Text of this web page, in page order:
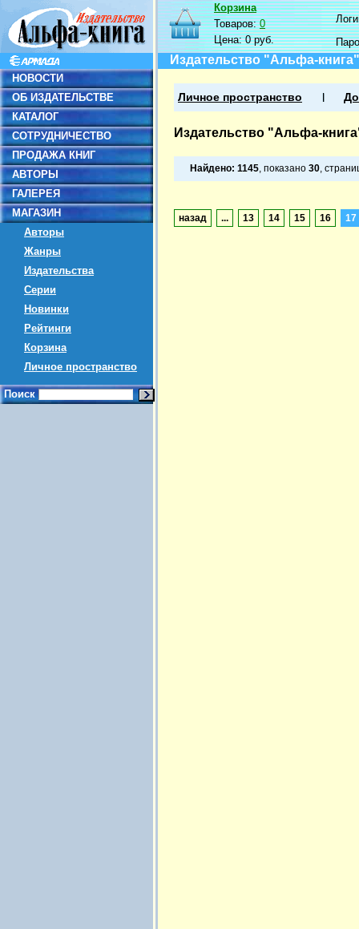
НОВОСТИ
ОБ ИЗДАТЕЛЬСТВЕ
КАТАЛОГ
СОТРУДНИЧЕСТВО
ПРОДАЖА КНИГ
АВТОРЫ
ГАЛЕРЕЯ
МАГАЗИН
Авторы
Жанры
Издательства
Серии
Новинки
Рейтинги
Корзина
Личное пространство
Поиск
Корзина
Товаров:0
Цена:0 руб.
Издательство "Альфа-книга"
Личное пространство
Издательство "Альфа-
Найдено: 1145, показано 30,
назад ... 13 14 15 16 17